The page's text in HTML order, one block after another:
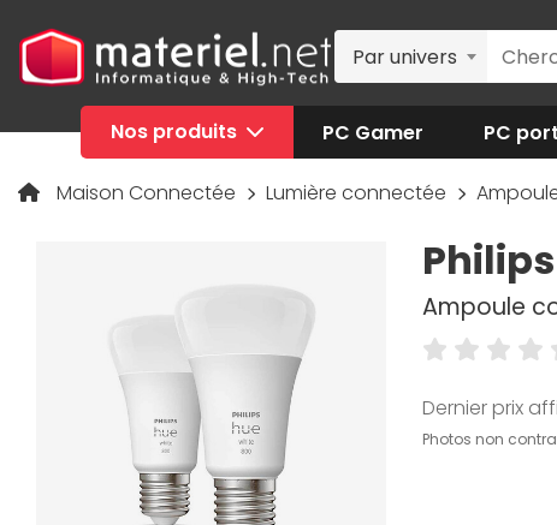
Par univers
Nos produits PC Gamer PC
Maison Connectée Lumière connectée
Ampoule
Dernier prix
Photos non